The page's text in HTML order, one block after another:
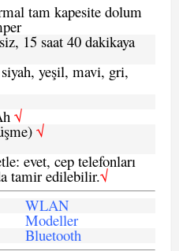
tam kapesite dolum
15 saat 40 dakikaya
siyah, yeşil, mavi, gri,
√
√
evet, cep telefonları
tamir edilebilir.√
WLAN
Modeller
Bluetooth